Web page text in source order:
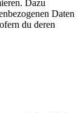
Dazu
Daten
du deren